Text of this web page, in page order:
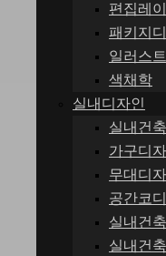
편집레
패키지
일러스
색채학
실내디자인
실내건축
가구디자
무대디자
공간코
실내건
실내건